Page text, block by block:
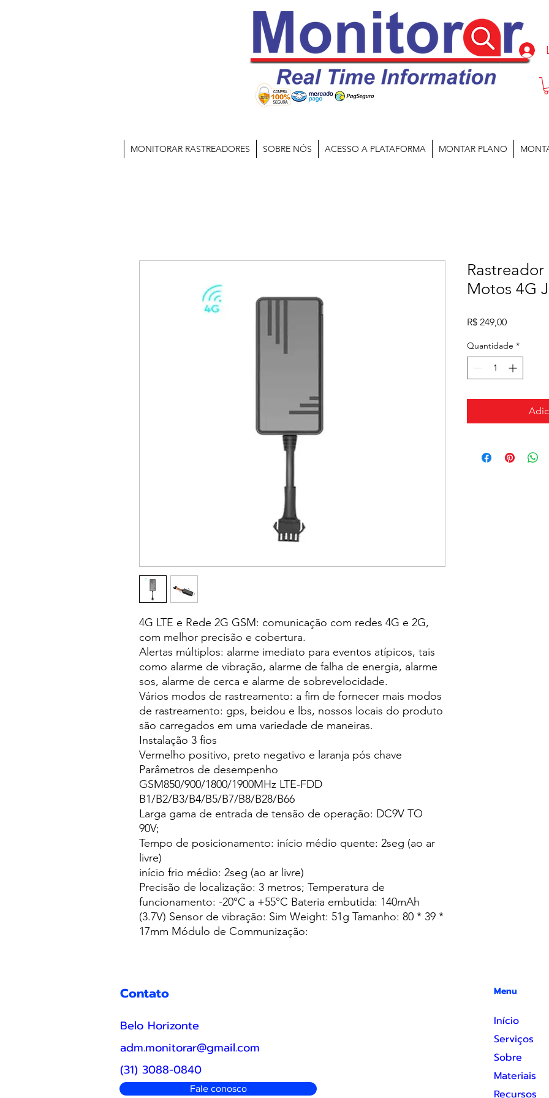
MONITORAR RASTREADORES SOBRE NÓS ACESSO A PLATAFORMA MONTAR PLANO
4G LTE e Rede 2G GSM: comunicação com redes 4G e 2G,
com melhor precisão e cobertura.
Alertas múltiplos: alarme imediato para eventos atípicos, tais
como alarme de vibração, alarme de falha de energia, alarme
sos, alarme de cerca e alarme de sobrevelocidade.
Vários modos de rastreamento: a fim de fornecer mais modos
de rastreamento: gps, beidou e lbs, nossos locais do produto
são carregados em uma variedade de maneiras.
Instalação 3 fios
Vermelho positivo, preto negativo e laranja pós chave
Parâmetros de desempenho
GSM850/900/1800/1900MHz LTE-FDD
B1/B2/B3/B4/B5/B7/B8/B28/B66
Larga gama de entrada de tensão de operação: DC9V TO
90V;
Tempo de posicionamento: início médio quente: 2seg (ao ar
livre)
início frio médio: 2seg (ao ar livre)
Precisão de localização: 3 metros; Temperatura de
funcionamento: -20°C a +55°C Bateria embutida: 140mAh
(3.7V) Sensor de vibração: Sim Weight: 51g Tamanho: 80 * 39 *
17mm Módulo de Communização:
Motos 4G
R$ 249,00Preço
Quantidade *
Contato
Belo Horizonte
adm.monitorar@gmail.com
(31) 3088-0840
Fale conosco
Menu
Início
Serviços
Sobre
Materiais
Recursos